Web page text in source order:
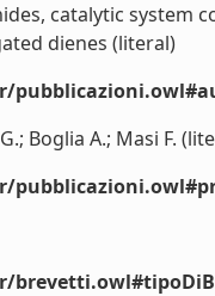
catalytic system
dienes (literal)
Boglia A.; Masi F.